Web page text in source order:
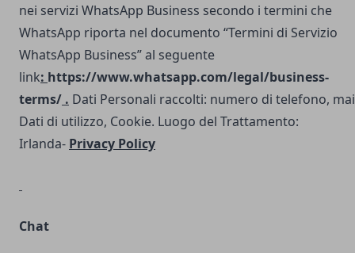
nei servizi WhatsApp Business secondo i termini che
WhatsApp riporta nel documento “Termini di Servizio
WhatsApp Business” al seguente
link: https://www.whatsapp.com/legal/business-
terms/ . Dati Personali raccolti: numero di telefono,
Dati di utilizzo, Cookie. Luogo del Trattamento:
Irlanda- Privacy Policy
Chat